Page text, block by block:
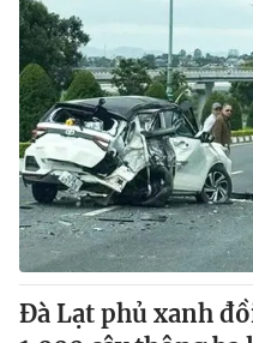
Giải sao mai
Sao
Làm đẹp
Chất lượng cuộc sống
Giáo dục
Tuyển sinh
Học trực tuyến
Công nghệ
Hitech Công nghệ tương
Sản phẩm
Thị trường
Tư vấn
Giao lưu trực tuyến
Lịch phát sóng
Chuyên mục khác
Đà Lạt phủ xanh